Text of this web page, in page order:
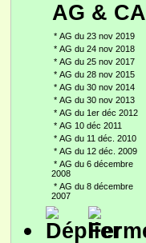
AG & CA
* AG du 23 nov 2019
* AG du 24 nov 2018
* AG du 25 nov 2017
* AG du 28 nov 2015
* AG du 30 nov 2014
* AG du 30 nov 2013
* AG du 1er déc 2012
* AG 10 déc 2011
* AG du 11 déc. 2010
* AG du 12 déc. 2009
* AG du 6 décembre
2008
* AG du 8 décembre
2007